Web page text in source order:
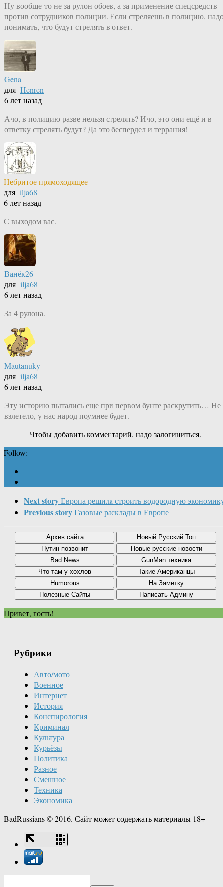
Ну вообще-то не за рулон обоев, а за применение спецсредств
против сотрудников полиции. Если стреляешь в полицию, надо
понимать, что будут стрелять в ответ.
Gena
для Henren
6 лет назад
Ачо, в полицию разве нельзя стрелять? Ичо, это они ещё и в
ответку стрелять будут? Да это беспердел и террания!
Небритое прямоходящее
для ilja68
6 лет назад
С выходом вас.
Ванёк26
для ilja68
6 лет назад
За 4 рулона.
Mautanuky
для ilja68
6 лет назад
Эту историю пытались еще при первом бунте раскрутить… Не
взлетело, у нас народ поумнее будет.
Чтобы добавить комментарий, надо залогиниться.
Follow:
Next storyЕвропа решила строить водородную
Previous storyГазовые расклады в Европе
Привет, гость!
Рубрики
Авто/мото
Военное
Интернет
История
Конспирология
Криминал
Культура
Курьёзы
Политика
Разное
Смешное
Техника
Экономика
BadRussians © 2016. Сайт может содержать материалы 18+